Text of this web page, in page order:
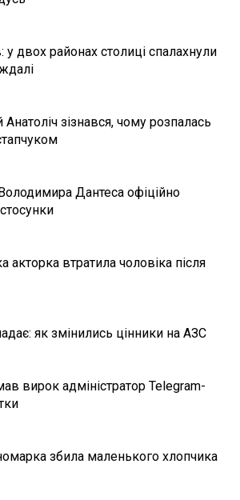
двох районах столиці спалахнули
зізнався, чому розпалась
Дантеса офіційно
акторка втратила чоловіка після
як змінились цінники на АЗС
вирок адміністратор Telegram-
збила маленького хлопчика